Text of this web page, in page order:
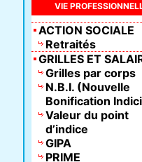
VIE
ACTION SOCIALE
Retraités
GRILLES ET
Grilles par corps
N.B.I. (Nouvelle
Bonification
Valeur du point
d’indice
GIPA
PRIME